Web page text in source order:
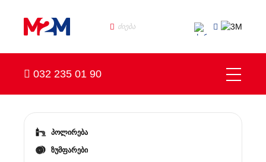
032 235 01 90
პოლირება
ზუმფარები